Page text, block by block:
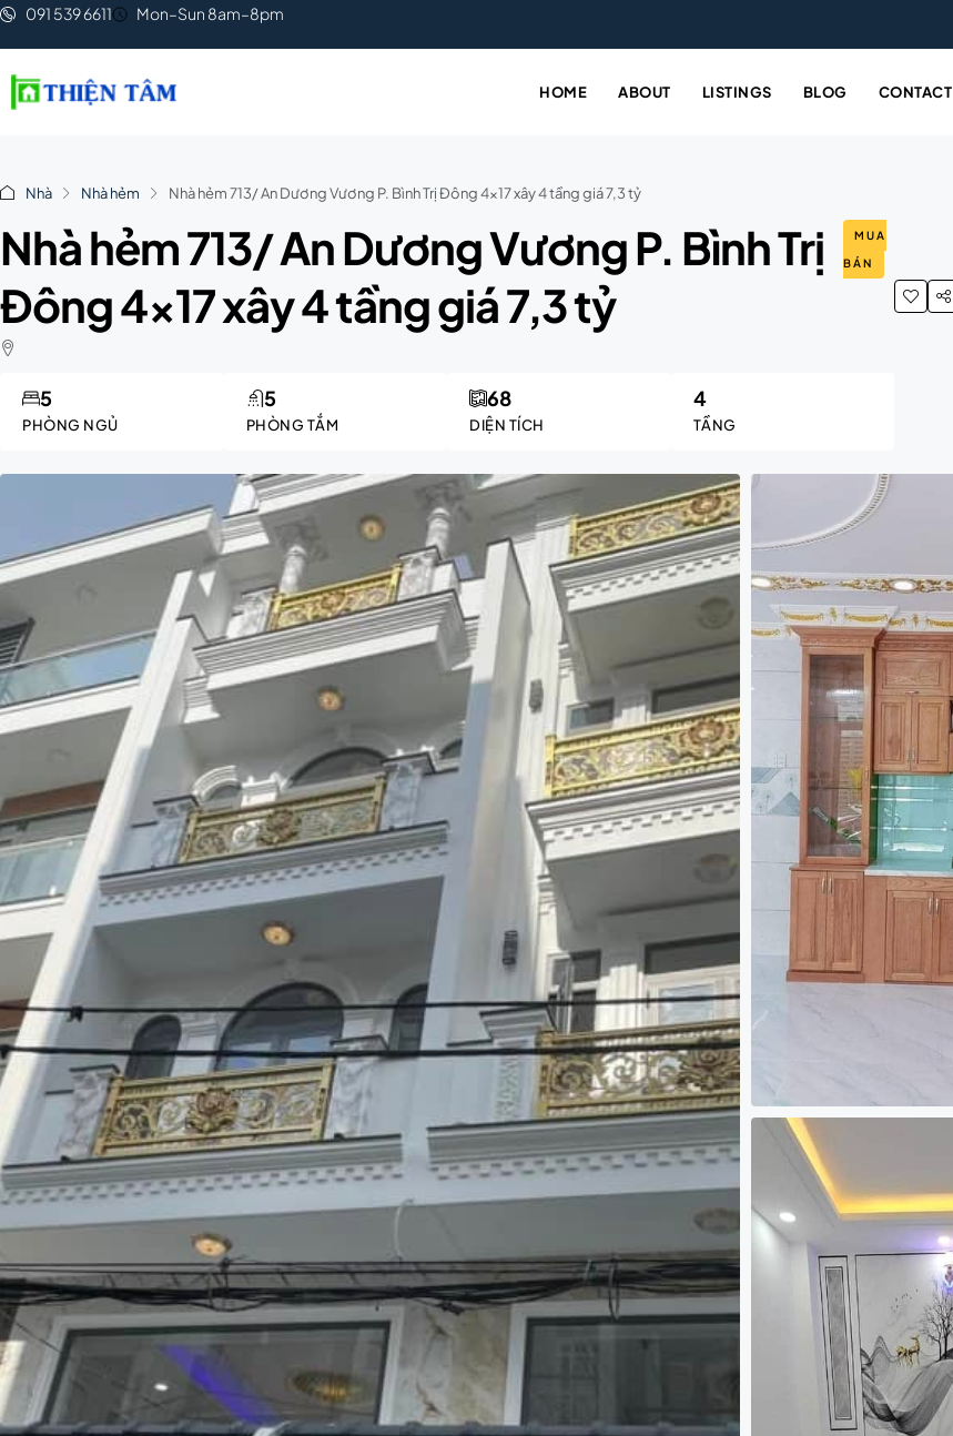
091 539 6611 Mon–Sun 8am–8pm
HOME ABOUT LISTINGS BLOG CONTACT
Nhà Nhà hẻm Nhà hẻm 713/ An Dương Vương P. Bình Trị Đông 4×17 xây 4 tầng giá 7,3 tỷ
Nhà hẻm 713/ An Dương Vương P. Bình Trị
Đông 4×17 xây 4 tầng giá 7,3 tỷ
MUA
BÁN
PHÒNG NGỦ
5
PHÒNG TẮM
5
DIỆN TÍCH
68
TẦNG
4